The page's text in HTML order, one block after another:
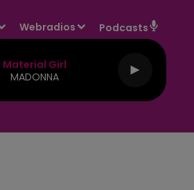
Webradios Podcasts
Material Girl
MADONNA